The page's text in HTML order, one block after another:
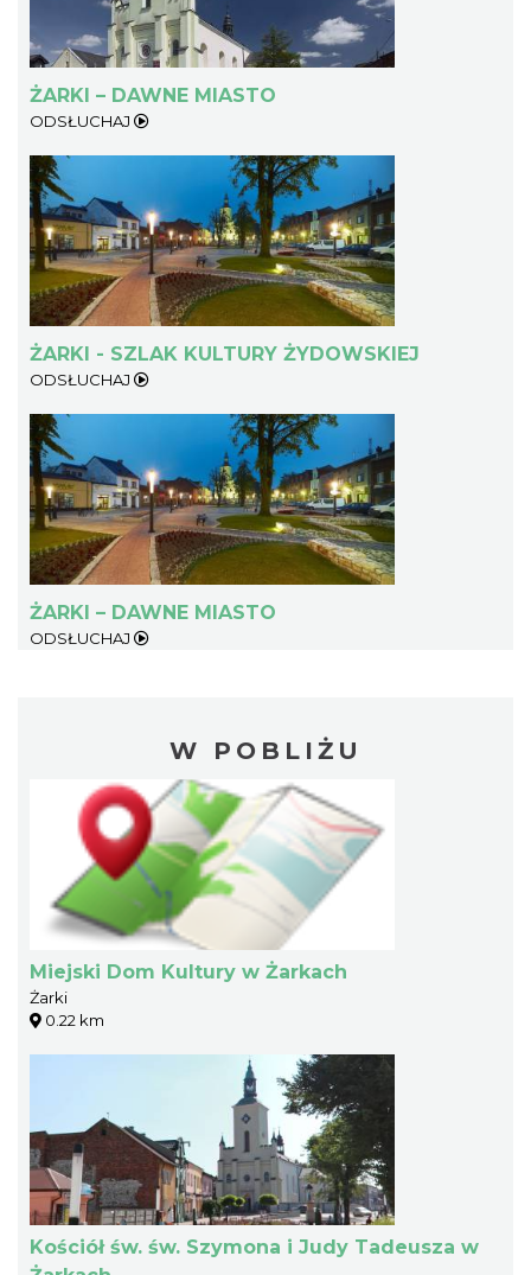
ŻARKI – DAWNE MIASTO
ODSŁUCHAJ
ŻARKI - SZLAK KULTURY ŻYDOWSKIEJ
ODSŁUCHAJ
ŻARKI – DAWNE MIASTO
ODSŁUCHAJ
W POBLIŻU
Miejski Dom Kultury w Żarkach
Żarki
0.22 km
Kościół św. św. Szymona i Judy Tadeusza w